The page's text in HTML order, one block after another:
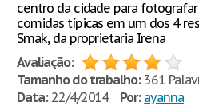
centro da cidade para
comidas típicas em um dos 4
Smak, da proprietaria Irena
Avaliação:
Tamanho do trabalho:361
Data:22/4/2014 Por: ayanna